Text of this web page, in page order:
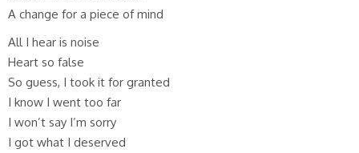
A change for a piece of mind
All I hear is noise
Heart so false
So guess, I took it for granted
I know I went too far
I won’t say I’m sorry
I got what I deserved